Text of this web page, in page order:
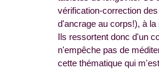
vérification-correction
d'ancrage au corps!), à
Ils ressortent donc d'un
n'empêche pas de
cette thématique qui